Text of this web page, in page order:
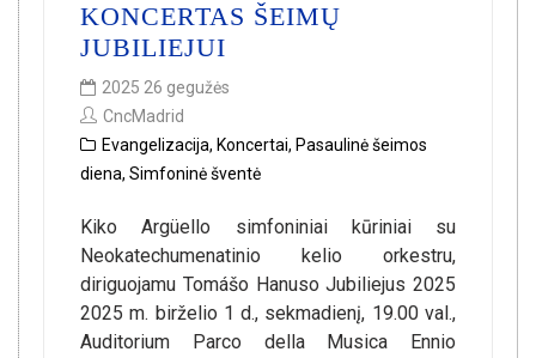
KONCERTAS ŠEIMŲ
JUBILIEJUI
2025 26 gegužės
CncMadrid
Evangelizacija, Koncertai, Pasaulinė šeimos
diena, Simfoninė šventė
Kiko Argüello simfoniniai kūriniai su
Neokatechumenatinio kelio orkestru,
diriguojamu Tomášo Hanuso Jubiliejus 2025
2025 m. birželio 1 d., sekmadienį, 19.00 val.,
Auditorium Parco della Musica Ennio